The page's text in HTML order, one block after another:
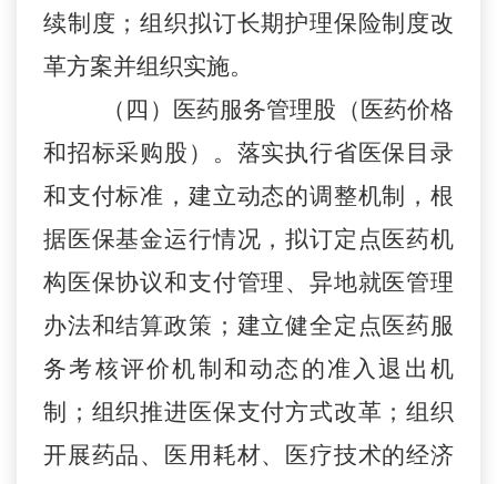
续制度；组织拟订长期护理保险制度改
革方案并组织实施。
（ 四）医药服务管理股（医药价格
和招标采购股）。落实执行省医保目录
和支付标准，建立动态的调整机制，根
据医保基金运行情况，拟订定点医药机
构医保协议和支付管理、异地就医管理
办法和结算政策；建立健全定点医药服
务考核评价机制和动态的准入退出机
制；组织推进医保支付方式改革；组织
开展药品、医用耗材、医疗技术的经济